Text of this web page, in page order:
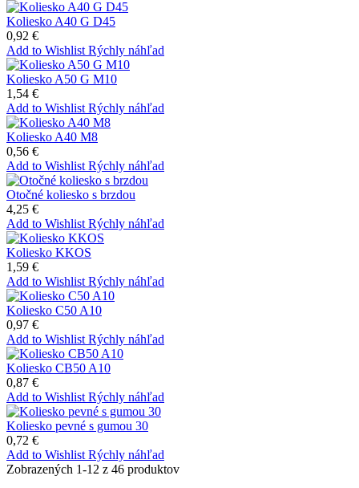
Koliesko A40 G D45
0,92 €
Add to Wishlist Rýchly náhľad
Koliesko A50 G M10
1,54 €
Add to Wishlist Rýchly náhľad
Koliesko A40 M8
0,56 €
Add to Wishlist Rýchly náhľad
Otočné koliesko s brzdou
4,25 €
Add to Wishlist Rýchly náhľad
Koliesko KKOS
1,59 €
Add to Wishlist Rýchly náhľad
Koliesko C50 A10
0,97 €
Add to Wishlist Rýchly náhľad
Koliesko CB50 A10
0,87 €
Add to Wishlist Rýchly náhľad
Koliesko pevné s gumou 30
0,72 €
Add to Wishlist Rýchly náhľad
Zobrazených 1-12 z 46 produktov